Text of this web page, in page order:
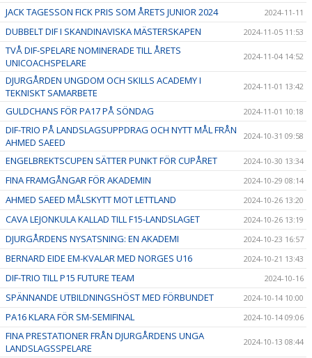
JACK TAGESSON FICK PRIS SOM ÅRETS JUNIOR 2024 2024-11-11
DUBBELT DIF I SKANDINAVISKA MÄSTERSKAPEN 2024-11-05 11:53
TVÅ DIF-SPELARE NOMINERADE TILL ÅRETS
UNICOACHSPELARE
2024-11-04 14:52
DJURGÅRDEN UNGDOM OCH SKILLS ACADEMY I
TEKNISKT SAMARBETE
2024-11-01 13:42
GULDCHANS FÖR PA17 PÅ SÖNDAG 2024-11-01 10:18
DIF-TRIO PÅ LANDSLAGSUPPDRAG OCH NYTT MÅL FRÅN
AHMED SAEED
2024-10-31 09:58
ENGELBREKTSCUPEN SÄTTER PUNKT FÖR CUPÅRET 2024-10-30 13:34
FINA FRAMGÅNGAR FÖR AKADEMIN 2024-10-29 08:14
AHMED SAEED MÅLSKYTT MOT LETTLAND 2024-10-26 13:20
CAVA LEJONKULA KALLAD TILL F15-LANDSLAGET 2024-10-26 13:19
DJURGÅRDENS NYSATSNING: EN AKADEMI 2024-10-23 16:57
BERNARD EIDE EM-KVALAR MED NORGES U16 2024-10-21 13:43
DIF-TRIO TILL P15 FUTURE TEAM 2024-10-16
SPÄNNANDE UTBILDNINGSHÖST MED FÖRBUNDET 2024-10-14 10:00
PA16 KLARA FÖR SM-SEMIFINAL 2024-10-14 09:06
FINA PRESTATIONER FRÅN DJURGÅRDENS UNGA
LANDSLAGSSPELARE
2024-10-13 08:44